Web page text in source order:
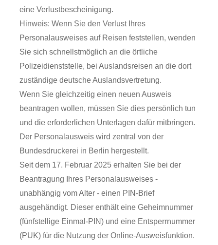
eine Verlustbescheinigung.
Hinweis: Wenn Sie den Verlust Ihres
Personalausweises auf Reisen feststellen, wenden
Sie sich schnellstmöglich an die örtliche
Polizeidienststelle, bei Auslandsreisen an die dort
zuständige deutsche Auslandsvertretung.
Wenn Sie gleichzeitig einen neuen Ausweis
beantragen wollen, müssen Sie dies persönlich tun
und die erforderlichen Unterlagen dafür mitbringen.
Der Personalausweis wird zentral von der
Bundesdruckerei in Berlin hergestellt.
Seit dem 17. Februar 2025 erhalten Sie bei der
Beantragung
Ihres Personalausweises -
unabhängig vom Alter - einen PIN-Brief
ausgehändigt. Dieser enthält eine Geheimnummer
(fünfstellige Einmal -PIN) und eine Entsperrnummer
(PUK) für die Nutzung der Online-Ausweisfunktion.